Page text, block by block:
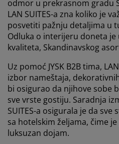
odmor u prekrasnom gradu
LAN SUITES-a zna koliko je
posvetiti pažnju detaljima u
Odluka o interijeru doneta je
kvaliteta, Skandinavskog
Uz pomoć JYSK B2B tima,
izbor nameštaja,
bi osigurao da njihove sobe
sve vrste gostiju. Saradnja
SUITES-a osigurala je da
sa hotelskim željama, čime
luksuzan dojam.